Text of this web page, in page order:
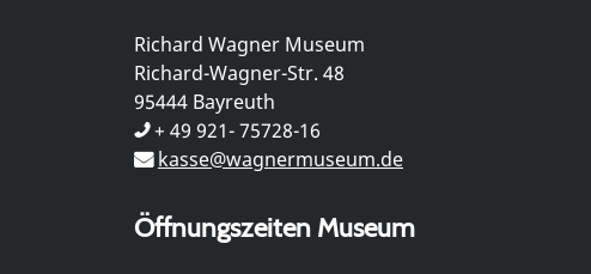
Richard Wagner Museum
Richard-Wagner-Str. 48
95444 Bayreuth
+ 49 921- 75728-16
kasse@wagnermuseum.de
Öffnungszeiten Museum